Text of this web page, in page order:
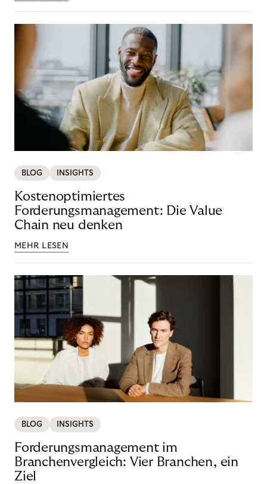
BLOG INSIGHTS
Kostenoptimiertes
Forderungsmanagement: Die Value
Chain neu denken
MEHR LESEN
BLOG INSIGHTS
Forderungsmanagement im
Branchenvergleich: Vier Branchen, ein
Ziel